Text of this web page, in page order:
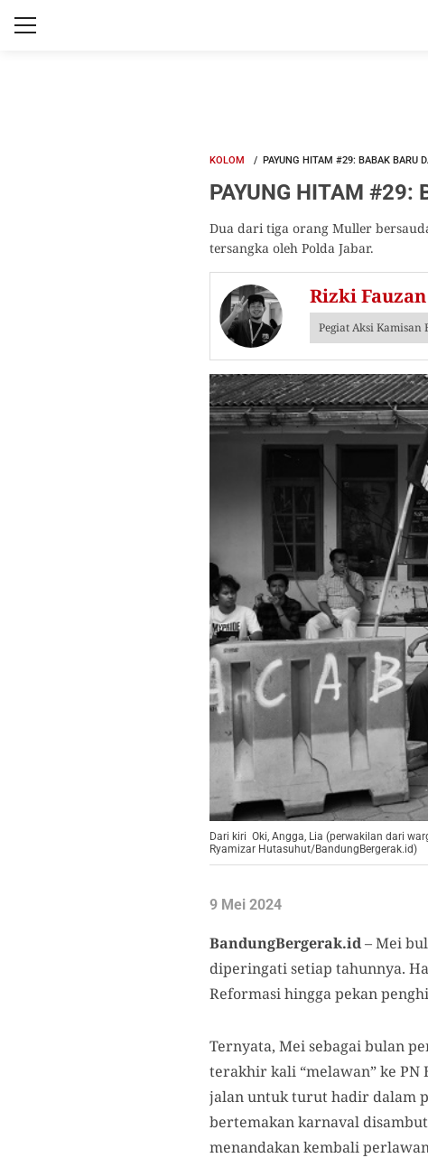
KOLOM PAYUNG HITAM #29: BABAK BARU
PAYUNG HITAM #29:
Dua dari tiga orang Muller
tersangka oleh Polda Jabar.
Rizki Fauzan
Pegiat Aksi Kamisan
Dari kiri Oki, Angga, Lia (perwakilan dari
Ryamizar Hutasuhut/BandungBergerak.id)
9 Mei 2024
BandungBergerak.id– Mei
diperingati setiap tahunnya.
Reformasi hingga pekan
Ternyata, Mei sebagai bulan
terakhir kali “melawan” ke
jalan untuk turut hadir dalam
bertemakan karnaval
menandakan kembali